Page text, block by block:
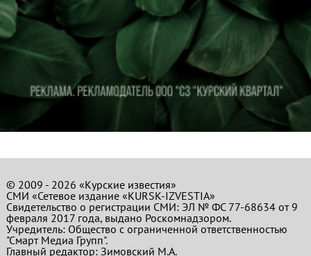
© 2009 - 2026 «Курские известия»
СМИ «Сетевое издание «KURSK-IZVESTIA»
Свидетельство о регистрации СМИ: ЭЛ № ФС 77-68634 от 9
февраля 2017 года, выдано Роскомнадзором.
Учредитель: Общество с ограниченной ответственностью
"Смарт Медиа Групп".
Главный редактор:Зимовский М.А.